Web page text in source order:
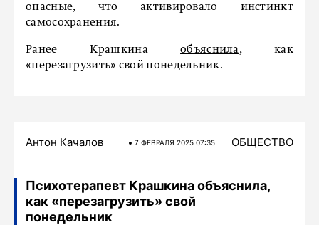
опасные, что активировало инстинкт
самосохранения.
Ранее Крашкинаобъяснила, как
«перезагрузить» свой понедельник.
Антон Качалов 7 ФЕВРАЛЯ 2025 07:35 ОБЩЕСТВО
Психотерапевт Крашкина объяснила,
как «перезагрузить» свой
понедельник